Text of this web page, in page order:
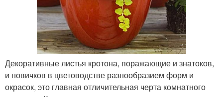
Декоративные листья кротона, поражающие и знатоков,
и новичков в цветоводстве разнообразием форм и
окрасок, это главная отличительная черта комнатного